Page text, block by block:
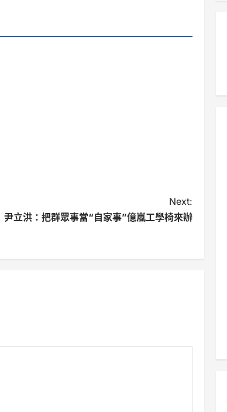
Next:
尹立洪：把群眾事當“自家事”億嵐工學椅來辦